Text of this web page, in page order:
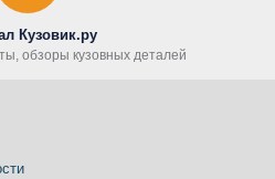
Кузовик.ру
обзоры кузовных деталей